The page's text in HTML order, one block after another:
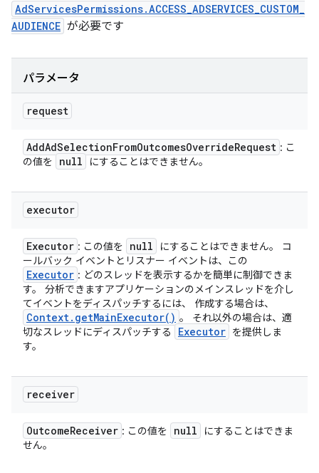
AdServicesPermissions.ACCESS_ADSERVICES_CUSTOM_
AUDIENCE が必要です
パラメータ
request
AddAdSelectionFromOutcomesOverrideRequest : こ
の値を
null にすることはできません。
executor
Executor : この値を null
にすることはできません。 コ
ールバック イベントとリスナー イベントは、この
Executor : どのスレッドを表示するかを簡単に制御できま
す。 分析できますアプリケーションのメインスレッドを介し
てイベントをディスパッチするには、 作成する場合は、
Context. getMainExecutor( ) 。 それ以外の場合は、適
切なスレッドにディスパッチする
Executor を提供しま
す。
receiver
OutcomeReceiver : この値を null
にすることはできま
せん。